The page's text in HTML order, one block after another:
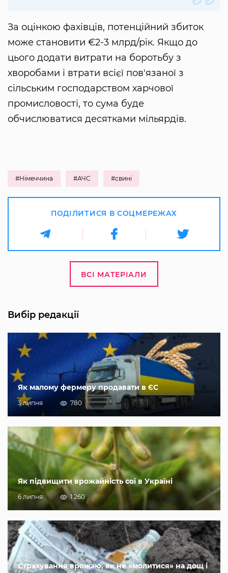
За оцінкою фахівців, потенційний збиток
може становити €2-3 млрд/рік. Якщо до
цього додати витрати на боротьбу з
хворобами і втрати всієї пов'язаної з
сільським господарством харчової
промисловості, то сума буде
обчислюватися десятками мільярдів.
#Німеччина #АЧС #свині
ПОДІЛИТИСЯ В СОЦМЕРЕЖАХ
ВСІ МАТЕРІАЛИ
Вибір редакції
Як малому фермеру продавати в ЄС
3 липня 780
Як підвищити врожайність сої в Україні
6 липня 1 260
Страхування врожаю, як не «молитися» на дощ і